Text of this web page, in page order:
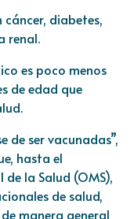
cáncer, diabetes,
renal.
es poco menos
de edad que
de ser vacunadas”,
hasta el
la Salud (OMS),
de salud,
manera general